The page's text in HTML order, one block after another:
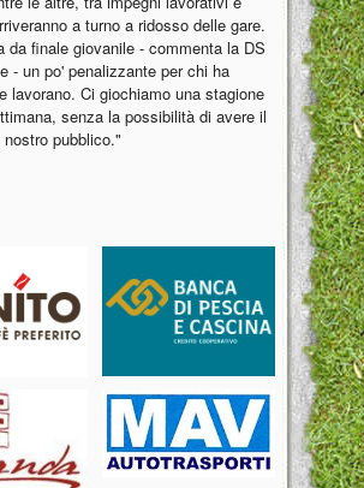
a turno a ridosso delle gare.
da finale giovanile - commenta la DS
- un po' penalizzante per chi ha
lavorano. Ci giochiamo una stagione
senza la possibilità di avere il
pubblico."